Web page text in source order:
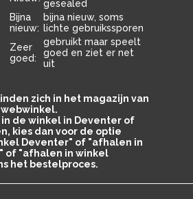
gesealed
Bijna
nieuw:
bijna nieuw, soms
lichte gebruikssporen
Zeer
goed:
gebruikt maar speelt
goed en ziet er net
uit
zich in het magazijn van
de winkel in Deventer of
kies dan voor de optie
Deventer" of "afhalen in
of "afhalen in winkel
het bestelproces.